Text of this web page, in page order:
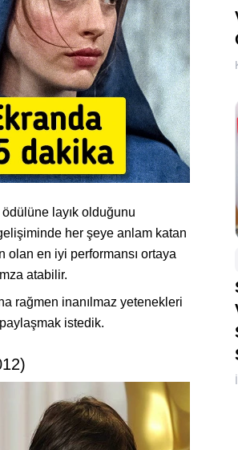
layık olduğunu
her şeye anlam katan
olan en iyi performansı ortaya
atabilir.
rağmen inanılmaz yetenekleri
istedik.